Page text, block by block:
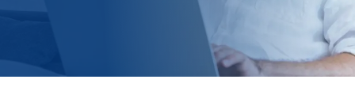
Daitsu
Fujitsu
Giatsu
General